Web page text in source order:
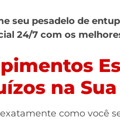
seu pesadelo de
24/7 com os
na
como você